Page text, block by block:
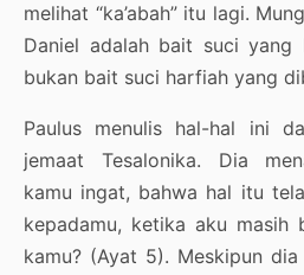
melihat “ka’abah” itu lagi.
Daniel adalah bait suci yang
bukan bait suci harfiah yang
Paulus menulis hal-hal ini
jemaat Tesalonika. Dia
kamu ingat, bahwa hal itu
kepadamu, ketika aku masih
kamu? (Ayat 5). Meskipun